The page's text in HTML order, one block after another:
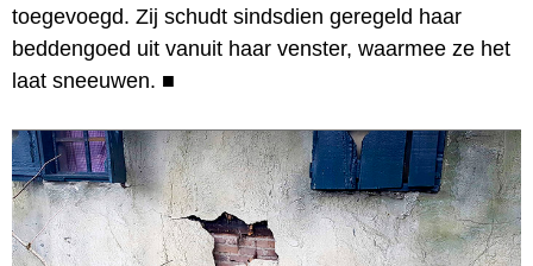
toegevoegd. Zij schudt sindsdien geregeld haar
beddengoed uit vanuit haar venster, waarmee ze het
laat sneeuwen. ■